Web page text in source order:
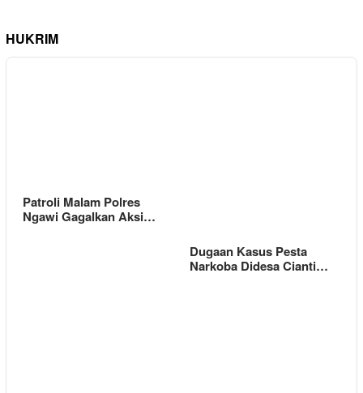
HUKRIM
Patroli Malam Polres
Ngawi Gagalkan Aksi…
Dugaan Kasus Pesta
Narkoba Didesa Cianti…